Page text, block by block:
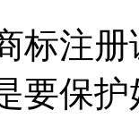
标注
要保